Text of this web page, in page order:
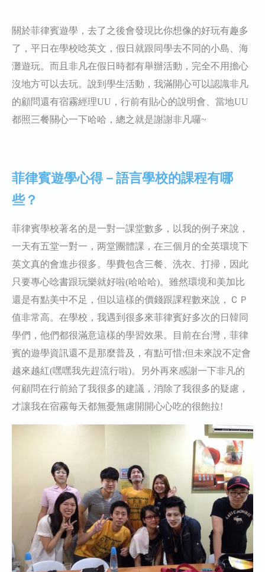
關於菲律賓遊學，去了之後會發現比你想像的好玩有趣多
了，平日在學校唸英文，假日就跟同學去不同的小島、海
灘遊玩。而且非凡在假日時都有舉辦活動，完全不用擔心
沒地方可以去玩。說到學生活動，我滿開心可以認識非凡
的顧問還有宿霧經理UU，行前有貼心的說明會、當地UU
都照三餐關心一下哈哈，總之就是謝謝非凡囉~
菲律賓遊學心得－語言學校的課程有哪
些？
菲律賓學校著名的是一對一課堂數多，以我的例子來說，
一天有五堂一對一，两堂團體課，在三個月的全英環境下
英文真的會進步很多。學費包含三餐、洗衣、打掃，因此
只要專心唸書跟玩樂就好啦(哈哈哈)。雖然環境和美加比
還是有點美中不足，但以這樣的價錢跟課程數來說，ＣＰ
值非常高。在學校，我遇到很多來菲律賓好多次的日韓同
學們，他們都很滿意這樣的學習效果。目前在台灣，菲律
賓的遊學資訊還不是那麼普及，有點可惜;但未來說不定會
越來越紅(嘿嘿我先趕流行啦)。另外再來感謝一下非凡的
何顧問在行前給了我很多的建議，消除了我很多的疑慮，
才讓我在宿霧每天都無憂無慮開開心心吃的很飽拉!